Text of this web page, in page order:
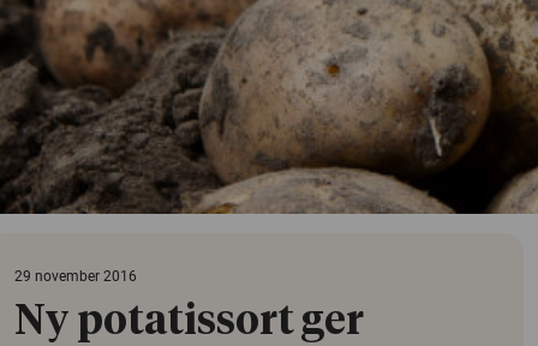
29 november 2016
Ny potatissort ger